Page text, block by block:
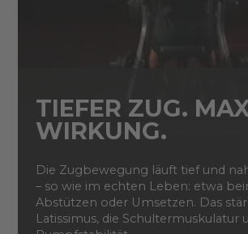
TIEFER ZUG.
WIRKUNG.
Die Zugbewegung läuft tief und
– so wie im echten Leben: etwa
Abstützen oder Umsetzen. Das
Latissimus, die Schultermuskulatur